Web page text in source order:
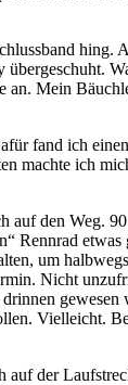
hing.
übergeschuht.
Mein
fand ich
ich
auf den Weg.
Rennrad
um
Nicht
Vielleicht.
der